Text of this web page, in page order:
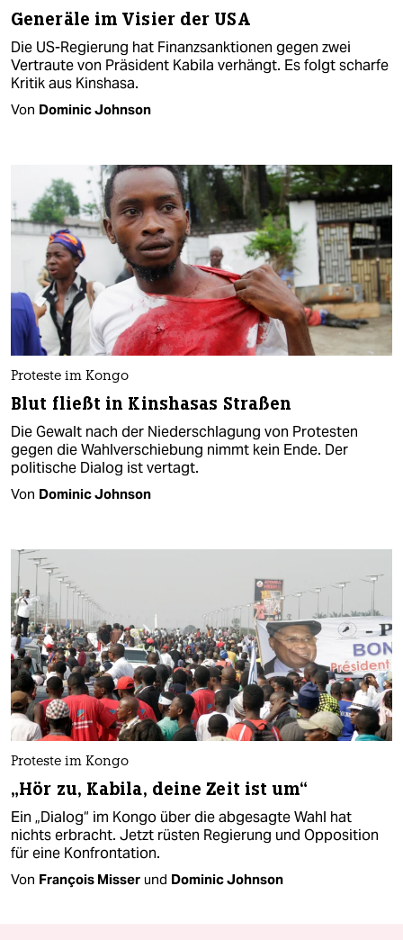
Generäle im Visier der USA
Die US-Regierung hat Finanzsanktionen gegen zwei
Vertraute von Präsident Kabila verhängt. Es folgt scharfe
Kritik aus Kinshasa.
Von Dominic Johnson
Proteste im Kongo
Blut fließt in Kinshasas Straßen
Die Gewalt nach der Niederschlagung von Protesten
gegen die Wahlverschiebung nimmt kein Ende. Der
politische Dialog ist vertagt.
Von Dominic Johnson
Proteste im Kongo
„Hör zu, Kabila, deine Zeit ist um“
Ein „Dialog“ im Kongo über die abgesagte Wahl hat
nichts erbracht. Jetzt rüsten Regierung und Opposition
für eine Konfrontation.
Von François Misser und Dominic Johnson